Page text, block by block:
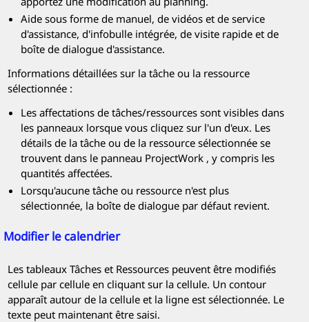
Aide sous forme de manuel, de vidéos et de service
d'assistance, d'infobulle intégrée, de visite rapide et de
boîte de dialogue d'assistance.
Informations détaillées sur la tâche ou la ressource
sélectionnée :
Les affectations de tâches/ressources sont visibles dans
les panneaux lorsque vous cliquez sur l'un d'eux. Les
détails de la tâche ou de la ressource sélectionnée se
trouvent dans le panneau ProjectWork , y compris les
quantités affectées.
Lorsqu'aucune tâche ou ressource n'est plus
sélectionnée, la boîte de dialogue par défaut revient.
Modifier le calendrier
Les tableaux Tâches et Ressources peuvent être modifiés
cellule par cellule en cliquant sur la cellule. Un contour
apparaît autour de la cellule et la ligne est sélectionnée. Le
texte peut maintenant être saisi.